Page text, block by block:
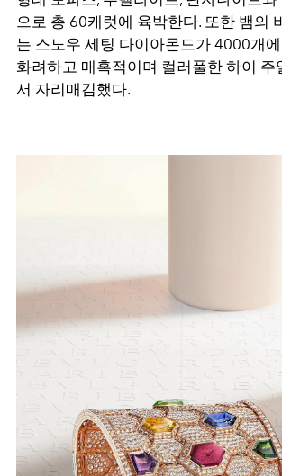
으로 총 60캐럿에 육박한다. 또한 뱀의
는 스노우 세팅 다이아몬드가 4000개
화려하고 매혹적이며 컬러풀한 하이 주
서 자리매김했다.